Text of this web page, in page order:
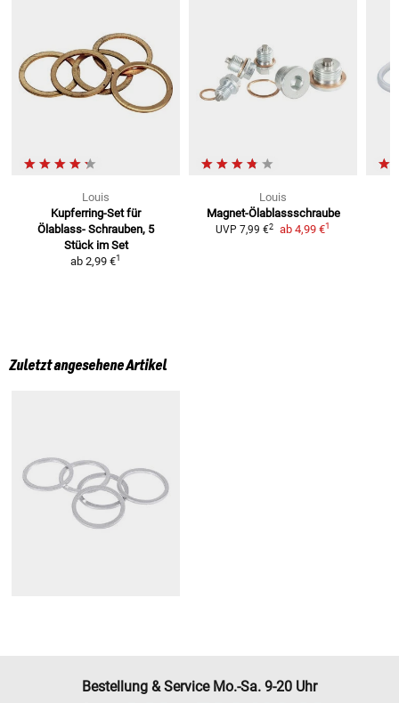
Louis
Kupferring-Set für
Ölablass- Schrauben, 5
Stück im Set
ab 2,99 €1
Louis
Magnet-Ölablassschraube
UVP 7,99 €2 ab 4,99 €1
Zuletzt angesehene Artikel
Bestellung & Service Mo.-Sa. 9-20 Uhr